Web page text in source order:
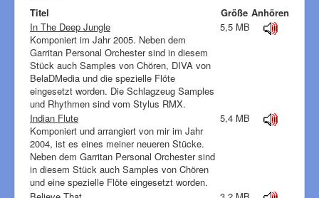
Titel
Größe Anhören
In The Deep Jungle
Komponiert im Jahr 2005. Neben dem
Garritan Personal Orchester sind in diesem
Stück auch Samples von Chören, DIVA von
BelaDMedia und die spezielle Flöte
eingesetzt worden. Die Schlagzeug Samples
und Rhythmen sind vom Stylus RMX.
5,5 MB
Indian Flute
Komponiert und arrangiert von mir im Jahr
2004, ist es eines meiner neueren Stücke.
Neben dem Garritan Personal Orchester sind
in diesem Stück auch Samples von Chören
und eine spezielle Flöte eingesetzt worden.
5,4 MB